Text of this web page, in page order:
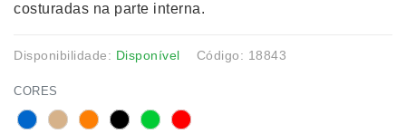
costuradas na parte interna.
Disponibilidade: Disponível Código: 18843
CORES